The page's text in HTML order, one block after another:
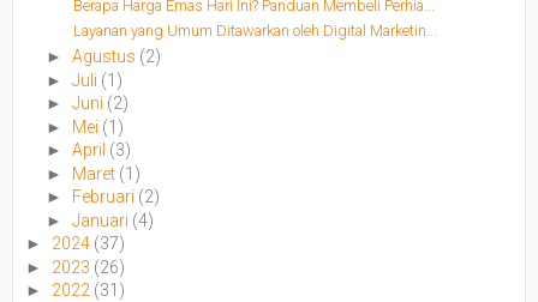
Berapa Harga Emas Hari Ini? Panduan Membeli Perhia...
Layanan yang Umum Ditawarkan oleh Digital Marketin...
► Agustus (2)
► Juli (1)
► Juni (2)
► Mei (1)
► April (3)
► Maret (1)
► Februari (2)
► Januari (4)
► 2024 (37)
► 2023 (26)
► 2022 (31)